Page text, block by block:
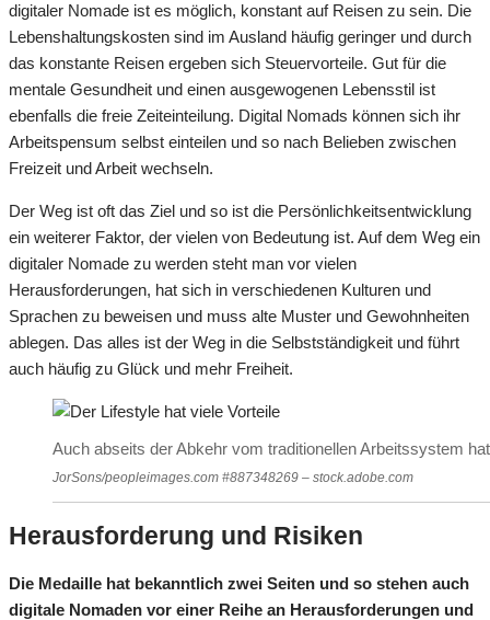
digitaler Nomade ist es möglich, konstant auf Reisen zu sein. Die
Lebenshaltungskosten sind im Ausland häufig geringer und durch
das konstante Reisen ergeben sich Steuervorteile. Gut für die
mentale Gesundheit und einen ausgewogenen Lebensstil ist
ebenfalls die freie Zeiteinteilung. Digital Nomads können sich ihr
Arbeitspensum selbst einteilen und so nach Belieben zwischen
Freizeit und Arbeit wechseln.
Der Weg ist oft das Ziel und so ist die Persönlichkeitsentwicklung
ein weiterer Faktor, der vielen von Bedeutung ist. Auf dem Weg ein
digitaler Nomade zu werden steht man vor vielen
Herausforderungen, hat sich in verschiedenen Kulturen und
Sprachen zu beweisen und muss alte Muster und Gewohnheiten
ablegen. Das alles ist der Weg in die Selbstständigkeit und führt
auch häufig zu Glück und mehr Freiheit.
Auch abseits der Abkehr vom traditionellen Arbeitssystem
JorSons/peopleimages.com #887348269 – stock.adobe.com
Herausforderung und Risiken
Die Medaille hat bekanntlich zwei Seiten und so stehen auch
digitale Nomaden vor einer Reihe an Herausforderungen und